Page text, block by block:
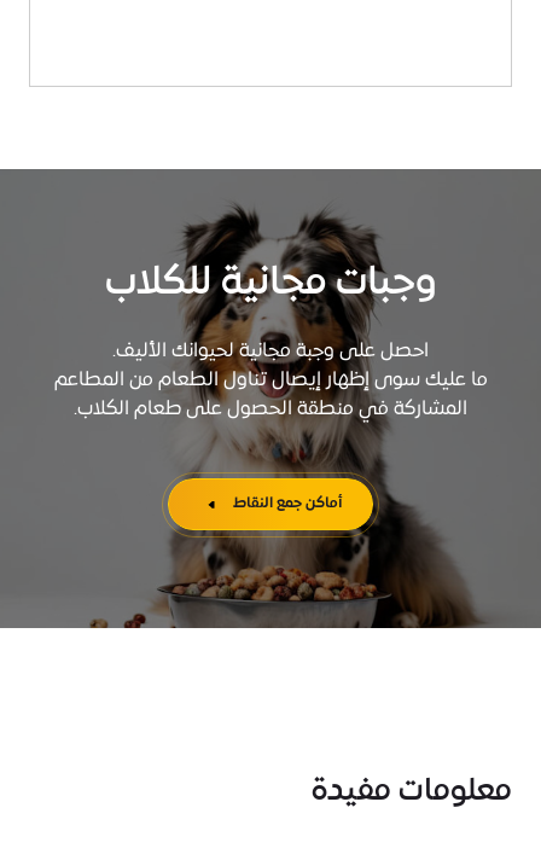
وجبات مجانية للكلاب
احصل على وجبة مجانية لحيوانك الأليف.
ما عليك سوى إظهار إيصال تناول الطعام من المطاعم
المشاركة في منطقة الحصول على طعام الكلاب.
أماكن جمع النقاط
معلومات مفيدة